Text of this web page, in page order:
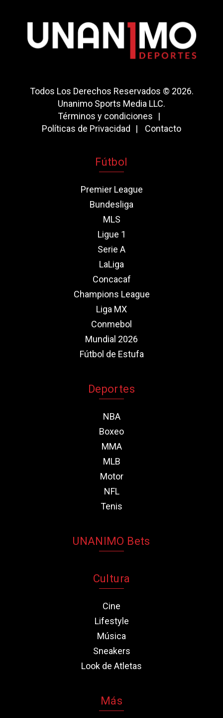
Todos Los Derechos Reservados © 2026.
Unanimo Sports Media LLC.
Términos y condiciones
Políticas de Privacidad
Contacto
Fútbol
Premier League
Bundesliga
MLS
Ligue 1
Serie A
LaLiga
Concacaf
Champions League
Liga MX
Conmebol
Mundial 2026
Fútbol de Estufa
Deportes
NBA
Boxeo
MMA
MLB
Motor
NFL
Tenis
UNANIMO Bets
Cultura
Cine
Lifestyle
Música
Sneakers
Look de Atletas
Más